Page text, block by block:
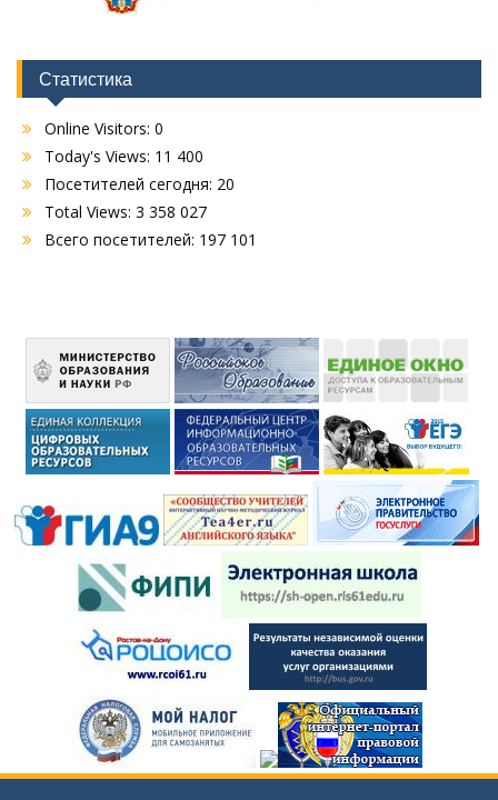
Статистика
Online Visitors: 0
Today's Views: 11 400
Посетителей сегодня: 20
Total Views: 3 358 027
Всего посетителей: 197 101